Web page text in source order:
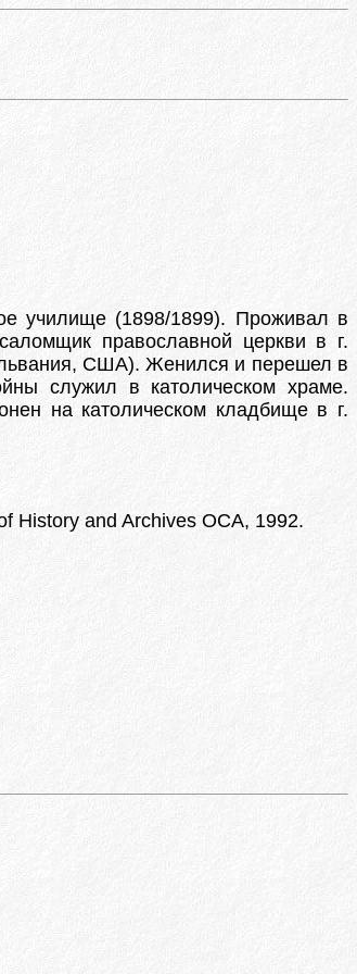
училище (1898/1899). Проживал в
православной церкви в г.
США). Женился и перешел в
служил в католическом храме.
на католическом кладбище в г.
History and Archives OCA, 1992.